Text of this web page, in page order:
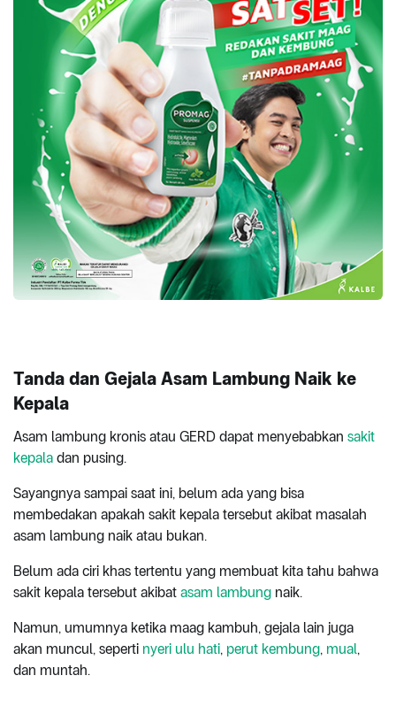
Tanda dan Gejala Asam Lambung Naik ke
Kepala
Asam lambung kronis atau GERD dapat menyebabkan sakit
kepala dan pusing.
Sayangnya sampai saat ini, belum ada yang bisa
membedakan apakah sakit kepala tersebut akibat masalah
asam lambung naik atau bukan.
Belum ada ciri khas tertentu yang membuat kita tahu bahwa
sakit kepala tersebut akibat asam lambung naik.
Namun, umumnya ketika maag kambuh, gejala lain juga
akan muncul, seperti nyeri ulu hati, perut kembung, mual,
dan muntah.